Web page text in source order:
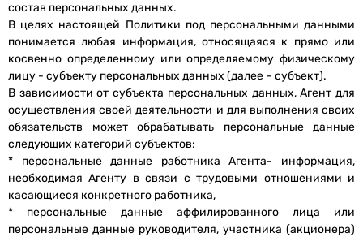
состав персональных данных.
В целях настоящей Политики под персональными данными
понимается любая информация, относящаяся к прямо или
косвенно определенному или определяемому физическому
лицу - субъекту персональных данных (далее – субъект).
В зависимости от субъекта персональных данных, Агент для
осуществления своей деятельности и для выполнения своих
обязательств может обрабатывать персональные данные
следующих категорий субъектов:
* персональные данные работника Агента- информация,
необходимая Агенту в связи с трудовыми отношениями и
касающиеся конкретного работника,
* персональные данные аффилированного лица или
персональные данные руководителя, участника (акционера)